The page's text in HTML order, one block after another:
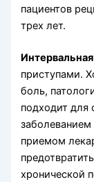
пациентов
трех лет.
приступами.
боль,
подходит для
приемом
хронической